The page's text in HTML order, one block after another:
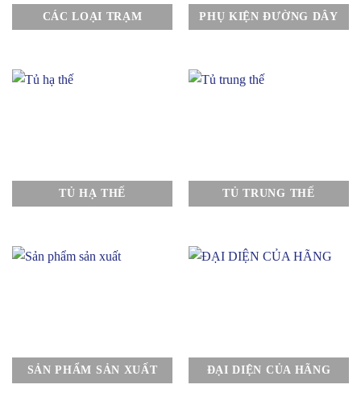
CÁC LOẠI TRẠM PHỤ KIỆN ĐƯỜNG DÂY
TỦ HẠ THẾ TỦ TRUNG THẾ
SẢN PHẨM SẢN XUẤT ĐẠI DIỆN CỦA HÃNG